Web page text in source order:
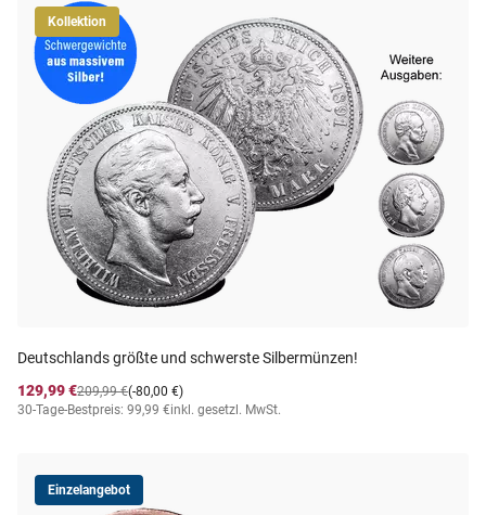
Kollektion
Deutschlands größte und schwerste Silbermünzen!
129,99 €
(-80,00 €)
209,99 €
30-Tage-Bestpreis: 99,99 €inkl. gesetzl. MwSt.
Einzelangebot